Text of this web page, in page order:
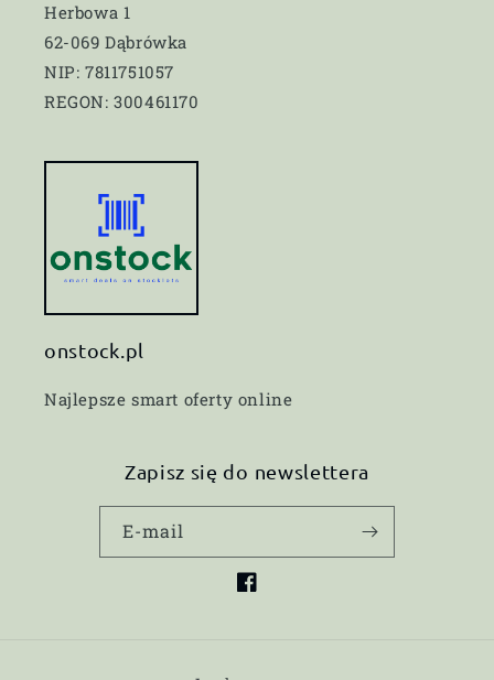
Herbowa 1
62-069 Dąbrówka
NIP: 7811751057
REGON: 300461170
onstock.pl
Najlepsze smart oferty online
Zapisz się do newslettera
E-mail
Facebook